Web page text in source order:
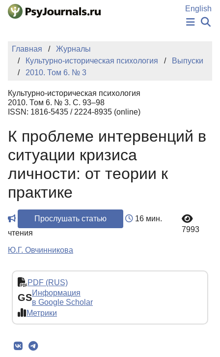
Перейти к основному содержанию
English
НОВОСТИ
КЛЮЧЕВЫЕ СЛОВА
Регистрация
Главная
Журналы
Культурно-историческая психология
Выпуски
2010. Том 6. № 3
Культурно-историческая психология
2010. Том 6. № 3. С. 93–98
ISSN: 1816-5435 / 2224-8935 (online)
К проблеме интервенций в
ситуации кризиса
личности: от теории к
практике
Прослушать статью
16 мин.
чтения
7993
Ю.Г. Овчинникова
PDF (RUS)
GSИнформация
в Google Scholar
Метрики